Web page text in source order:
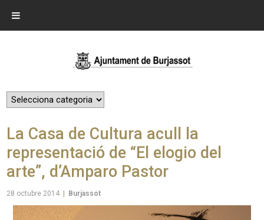
La Casa de Cultura acull la
representació de “El elogio del
arte”, d’Amparo Pastor
28 octubre 2014 Burjassot